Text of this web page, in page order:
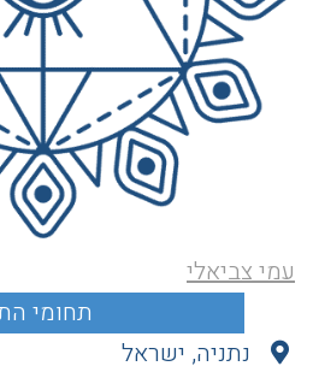
עמי צביאלי
נתניה, ישראל